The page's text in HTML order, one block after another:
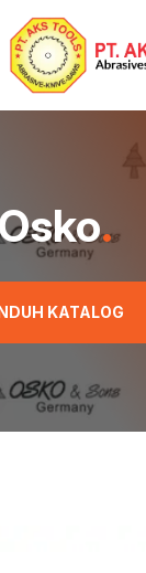
.
KATALOG